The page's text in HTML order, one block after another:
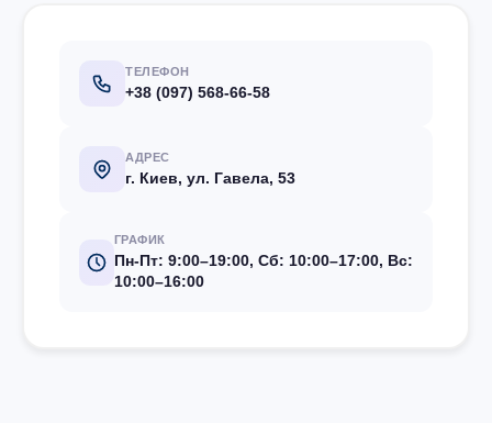
ТЕЛЕФОН
+38 (097) 568-66-58
АДРЕС
г. Киев, ул. Гавела, 53
ГРАФИК
Пн-Пт: 9:00–19:00, Сб: 10:00–17:00, Вс:
10:00–16:00